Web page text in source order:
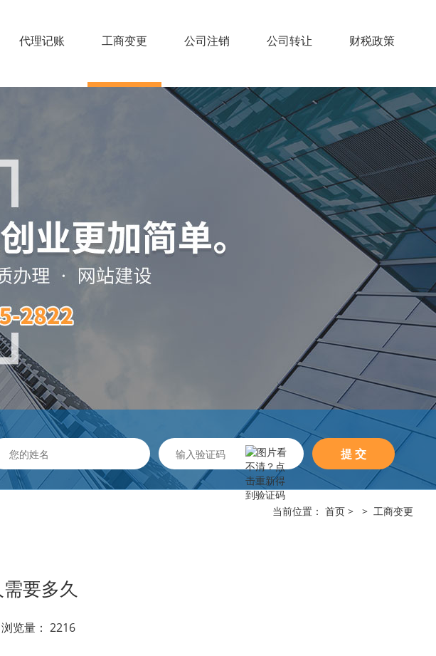
代理记账 工商变更 公司注销 公司转让 财税政策
当前位置： 首页 > > 工商变更
要多久
量： 2216